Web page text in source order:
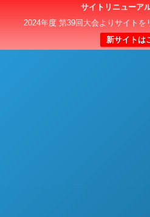
サイトリニューア
2024年度 第39回大会よりサイトを
新サイトは
日本クラブユースサッカ